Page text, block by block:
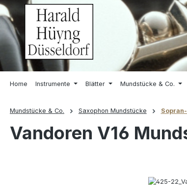
Zur Hauptnavigation springen
Home Instrumente Blätter Mundstücke & Co.
Mundstücke & Co. Saxophon Mundstücke
Vandoren V16